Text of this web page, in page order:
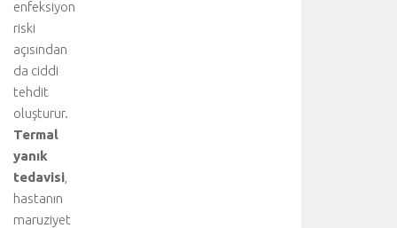
enfeksiyon
riski
açısından
da ciddi
tehdit
oluşturur.
Termal
yanık
tedavisi
hastanın
maruziyet